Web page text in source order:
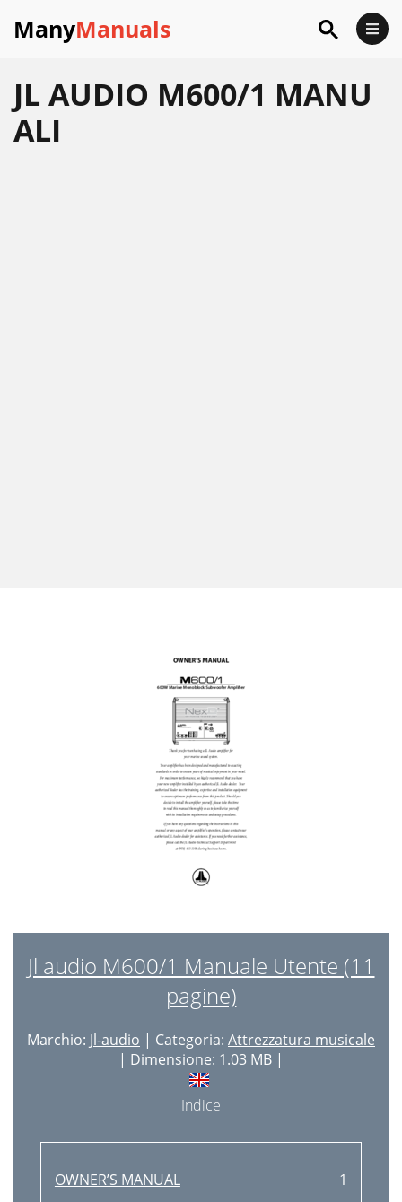
ManyManuals
JL AUDIO M600/1 MANU
ALI
Jl audio M600/1 Manuale Utente (11
pagine)
Marchio: Jl-audio | Categoria: Attrezzatura musicale
| Dimensione: 1.03 MB |
Indice
OWNER’S MANUAL
1